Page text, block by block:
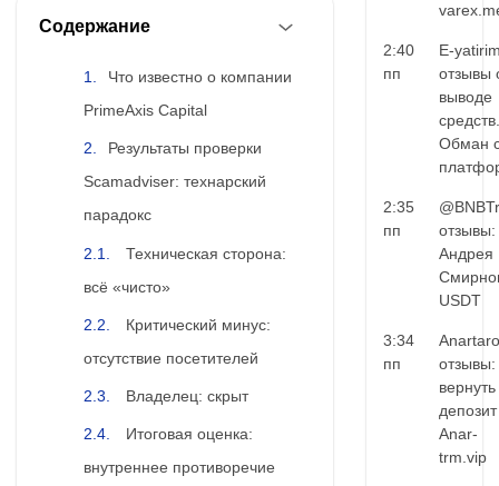
Содержание
Что известно о компании
PrimeAxis Capital
Результаты проверки
Scamadviser: технарский
парадокс
Техническая сторона:
всё «чисто»
Критический минус:
отсутствие посетителей
Владелец: скрыт
Итоговая оценка:
внутреннее противоречие
2:40
пп
E-
отзывы
выводе
средств.
Обман
2:35
пп
Андрея
USDT
3:34
пп
отзывы:
вернуть
Anar-
trm.vip